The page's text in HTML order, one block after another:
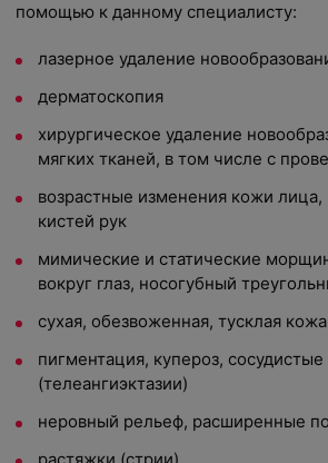
помощью к данному специалисту:
лазерное удаление
дерматоскопия
хирургическое удаление
мягких тканей, в том числе с
возрастные изменения кожи лица,
кистей рук
мимические и статические
вокруг глаз, носогубный
сухая, обезвоженная, тусклая
пигментация, купероз, сосудистые
(телеангиэктазии)
неровный рельеф, расширенные